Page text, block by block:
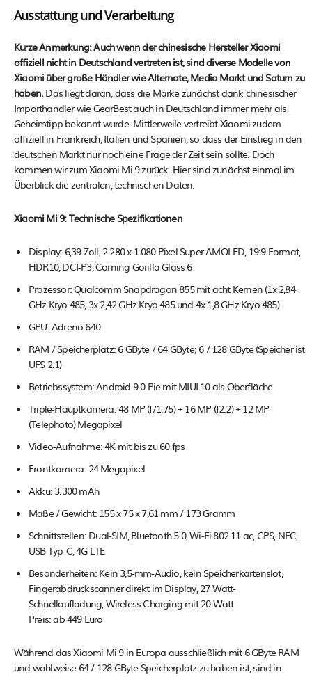
Ausstattung und Verarbeitung
Kurze Anmerkung: Auch wenn der chinesische Hersteller Xiaomi
offiziell nicht in Deutschland vertreten ist, sind diverse Modelle von
Xiaomi über große Händler wie Alternate, Media Markt und Saturn zu
haben.Das liegt daran, dass die Marke zunächst dank chinesischer
Importhändler wie GearBest auch in Deutschland immer mehr als
Geheimtipp bekannt wurde. Mittlerweile vertreibt Xiaomi zudem
offiziell in Frankreich, Italien und Spanien, so dass der Einstieg in den
deutschen Markt nur noch eine Frage der Zeit sein sollte. Doch
kommen wir zum Xiaomi Mi 9 zurück. Hier sind zunächst einmal im
Überblick die zentralen, technischen Daten:
Xiaomi Mi 9: Technische Spezifikationen
Display: 6,39 Zoll, 2.280 x 1.080 Pixel Super AMOLED, 19:9 Format,
HDR10, DCI-P3, Corning Gorilla Glass 6
Prozessor: Qualcomm Snapdragon 855 mit acht Kernen (1x 2,84
GHz Kryo 485, 3x 2,42 GHz Kryo 485 und 4x 1,8 GHz Kryo 485)
GPU: Adreno 640
RAM / Speicherplatz: 6 GByte / 64 GByte; 6 / 128 GByte (Speicher ist
UFS 2.1)
Betriebssystem: Android 9.0 Pie mit MIUI 10 als Oberfläche
Triple-Hauptkamera: 48 MP (f/1.75) + 16 MP (f2.2) + 12 MP
(Telephoto) Megapixel
Video-Aufnahme: 4K mit bis zu 60 fps
Frontkamera: 24 Megapixel
Akku: 3.300 mAh
Maße / Gewicht: 155 x 75 x 7,61 mm / 173 Gramm
Schnittstellen: Dual-SIM, Bluetooth 5.0, Wi-Fi 802.11 ac, GPS, NFC,
USB Typ-C, 4G LTE
Besonderheiten: Kein 3,5-mm-Audio, kein Speicherkartenslot,
Fingerabdruckscanner direkt im Display, 27 Watt-
Schnellaufladung, Wireless Charging mit 20 Watt
Preis: ab 449 Euro
Während das Xiaomi Mi 9 in Europa ausschließlich mit 6 GByte RAM
und wahlweise 64 / 128 GByte Speicherplatz zu haben ist, sind in